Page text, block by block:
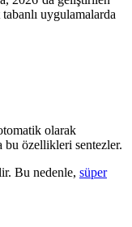
uygulamalarda
olarak
bu özellikleri sentezler.
Bu nedenle, süper